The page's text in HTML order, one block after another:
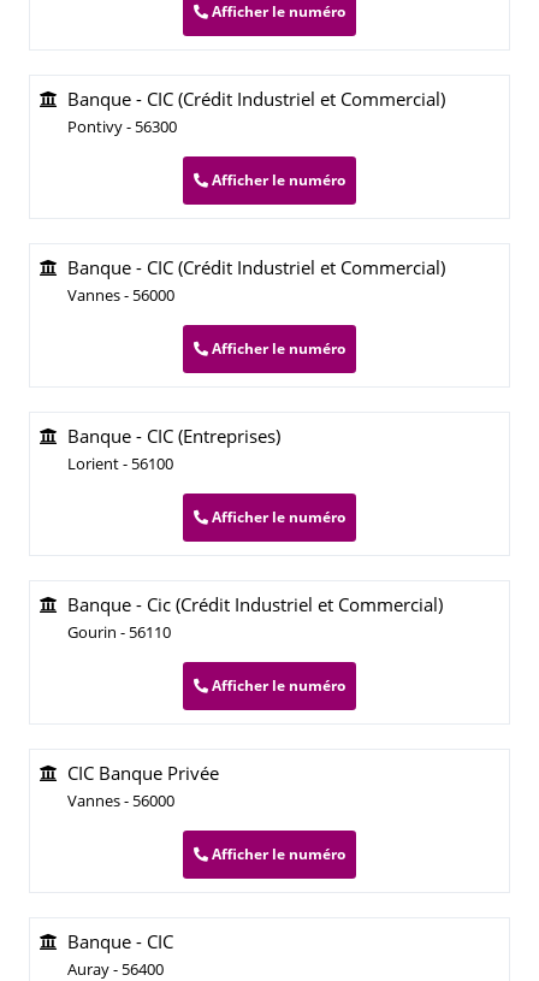
Afficher le numéro
Banque - CIC (Crédit Industriel et Commercial)
Pontivy - 56300
Afficher le numéro
Banque - CIC (Crédit Industriel et Commercial)
Vannes - 56000
Afficher le numéro
Banque - CIC (Entreprises)
Lorient - 56100
Afficher le numéro
Banque - Cic (Crédit Industriel et Commercial)
Gourin - 56110
Afficher le numéro
CIC Banque Privée
Vannes - 56000
Afficher le numéro
Banque - CIC
Auray - 56400